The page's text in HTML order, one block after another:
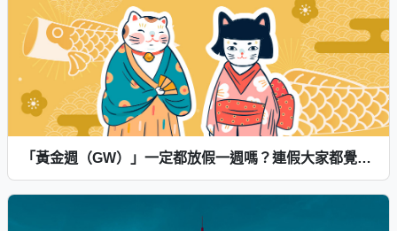
「黃金週（GW）」一定都放假一週嗎？連假大家都覺得開心？日本GW知多少？